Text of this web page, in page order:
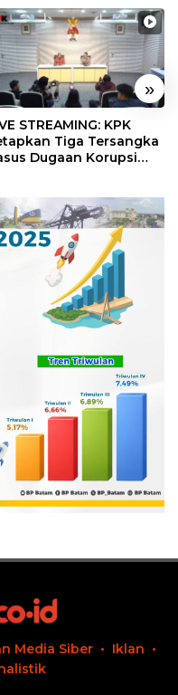
»
STREAMING: KPK
Tiga Tersangka
Dugaan Korupsi
Media Siber
Iklan